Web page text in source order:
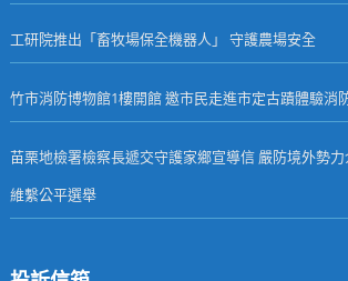
工研院推出「畜牧場保全機器人」 守護農場安全
竹市消防博物館1樓開館 邀市民走進市定古蹟體驗消
苗栗地檢署檢察長遞交守護家鄉宣導信 嚴防境外勢
維繫公平選舉